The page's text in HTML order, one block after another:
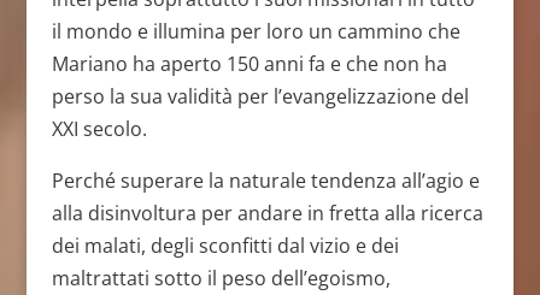
il mondo e illumina per loro un cammino che
Mariano ha aperto 150 anni fa e che non ha
perso la sua validità per l’evangelizzazione del
XXI secolo.
Perché superare la naturale tendenza all’agio e
alla disinvoltura per andare in fretta alla ricerca
dei malati, degli sconfitti dal vizio e dei
maltrattati sotto il peso dell’egoismo,